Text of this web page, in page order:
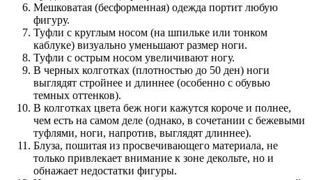
Мешковатая (бесформенная) одежда портит любую
фигуру.
Туфли с круглым носом (на шпильке или тонком
каблуке) визуально уменьшают размер ноги.
Туфли с острым носом увеличивают ногу.
В черных колготках (плотностью до 50 ден) ноги
выглядят стройнее и длиннее (особенно с обувью
темных оттенков).
В колготках цвета беж ноги кажутся короче и полнее,
чем есть на самом деле (однако, в сочетании с бежевыми
туфлями, ноги, напротив, выглядят длиннее).
Блуза, пошитая из просвечивающего материала, не
только привлекает внимание к зоне декольте, но и
обнажает недостатки фигуры.